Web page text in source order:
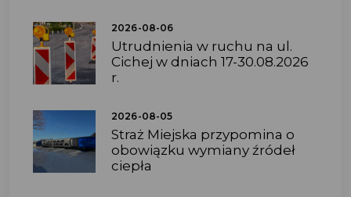
2026-08-06
Utrudnienia w ruchu na ul.
Cichej w dniach 17-30.08.2026
r.
2026-08-05
Straż Miejska przypomina o
obowiązku wymiany źródeł
ciepła